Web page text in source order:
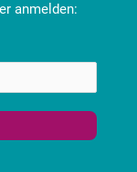
anmelden: